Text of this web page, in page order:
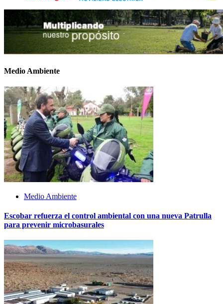
Medio Ambiente
Medio Ambiente
Escobar refuerza el control ambiental con una nueva Patrulla
para prevenir microbasurales